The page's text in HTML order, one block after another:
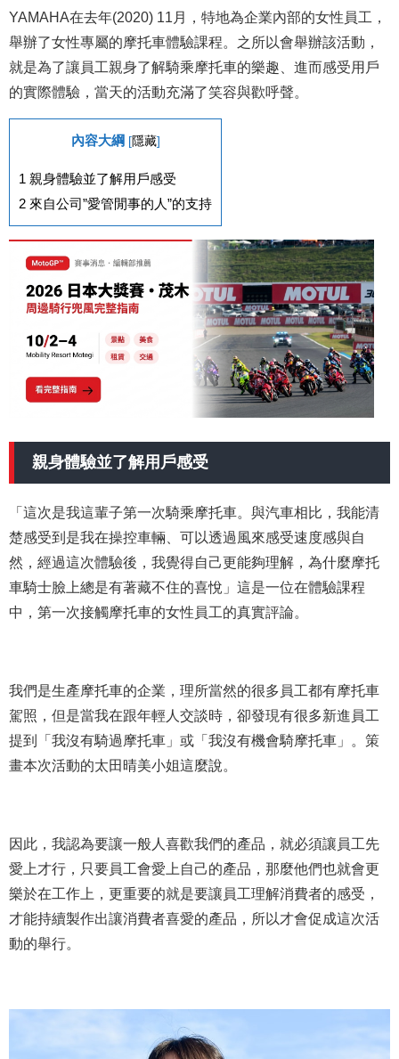
YAMAHA在去年(2020) 11月，特地為企業內部的女性員工，
舉辦了女性專屬的摩托車體驗課程。之所以會舉辦該活動，
就是為了讓員工親身了解騎乘摩托車的樂趣、進而感受用戶
的實際體驗，當天的活動充滿了笑容與歡呼聲。
內容大綱 [隱藏]
1 親身體驗並了解用戶感受
2 來自公司”愛管閒事的人”的支持
親身體驗並了解用戶感受
「這次是我這輩子第一次騎乘摩托車。與汽車相比，我能清
楚感受到是我在操控車輛、可以透過風來感受速度感與自
然，經過這次體驗後，我覺得自己更能夠理解，為什麼摩托
車騎士臉上總是有著藏不住的喜悅」這是一位在體驗課程
中，第一次接觸摩托車的女性員工的真實評論。
我們是生產摩托車的企業，理所當然的很多員工都有摩托車
駕照，但是當我在跟年輕人交談時，卻發現有很多新進員工
提到「我沒有騎過摩托車」或「我沒有機會騎摩托車」。策
畫本次活動的太田晴美小姐這麼說。
因此，我認為要讓一般人喜歡我們的產品，就必須讓員工先
愛上才行，只要員工會愛上自己的產品，那麼他們也就會更
樂於在工作上，更重要的就是要讓員工理解消費者的感受，
才能持續製作出讓消費者喜愛的產品，所以才會促成這次活
動的舉行。